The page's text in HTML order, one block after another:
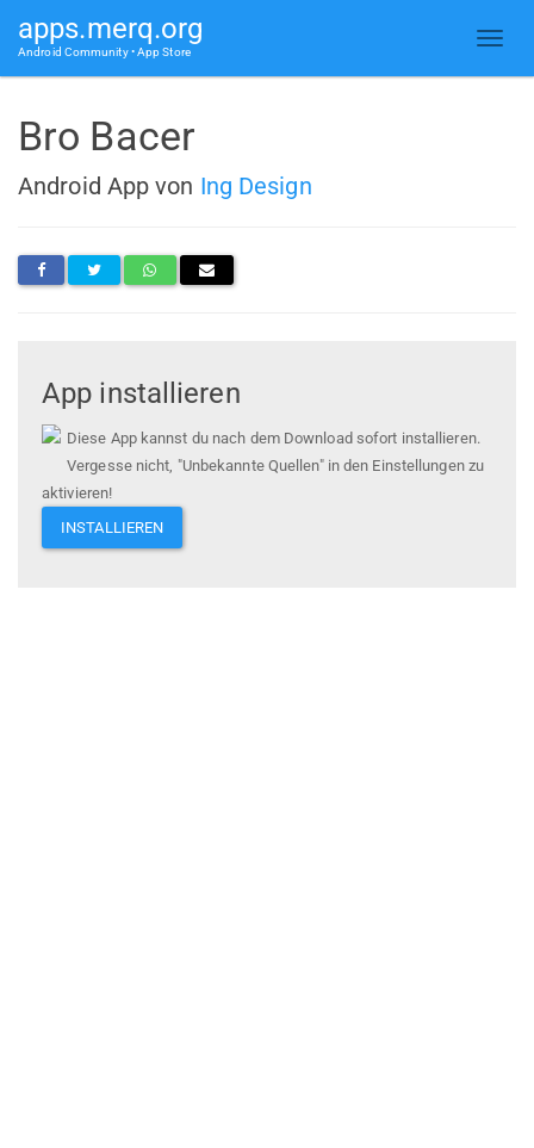
apps.merq.org
Android Community • App Store
Bro Bacer
Android App von Ing Design
App installieren
Diese App kannst du nach dem Download sofort installieren.
Vergesse nicht, "Unbekannte Quellen" in den Einstellungen zu
aktivieren!
INSTALLIEREN